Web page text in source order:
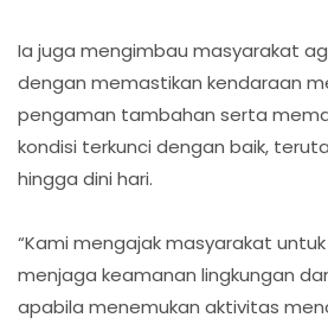
Ia juga mengimbau masyarakat
dengan memastikan kendaraan
pengaman tambahan serta
kondisi terkunci dengan baik,
hingga dini hari.
“Kami mengajak masyarakat
menjaga keamanan lingkungan
apabila menemukan aktivitas